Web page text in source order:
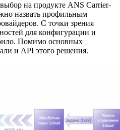
на продукте ANS Carrier-
назвать профильным
С точки зрения
для конфигурации и
Помимо основных
и API этого решения.